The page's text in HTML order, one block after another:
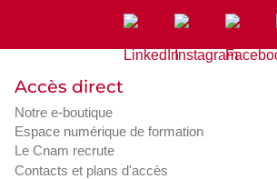
Accès direct
Notre e-boutique
Espace numérique de formation
Le Cnam recrute
Contacts et plans d'accès